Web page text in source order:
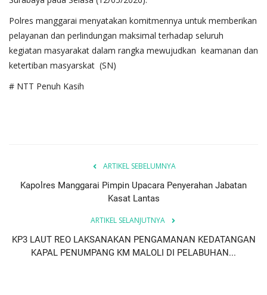
Polres manggarai menyatakan komitmennya untuk memberikan
pelayanan dan perlindungan maksimal terhadap seluruh
kegiatan masyarakat dalam rangka mewujudkan keamanan dan
ketertiban masyarskat (SN)
# NTT Penuh Kasih
ARTIKEL SEBELUMNYA
Kapolres Manggarai Pimpin Upacara Penyerahan Jabatan
Kasat Lantas
ARTIKEL SELANJUTNYA
KP3 LAUT REO LAKSANAKAN PENGAMANAN KEDATANGAN
KAPAL PENUMPANG KM MALOLI DI PELABUHAN...